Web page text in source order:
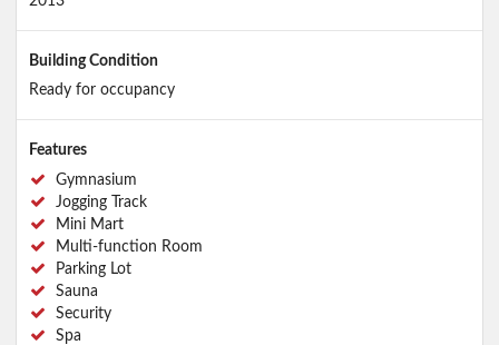
Building Condition
Ready for occupancy
Features
Gymnasium
Jogging Track
Mini Mart
Multi-function Room
Parking Lot
Sauna
Security
Spa